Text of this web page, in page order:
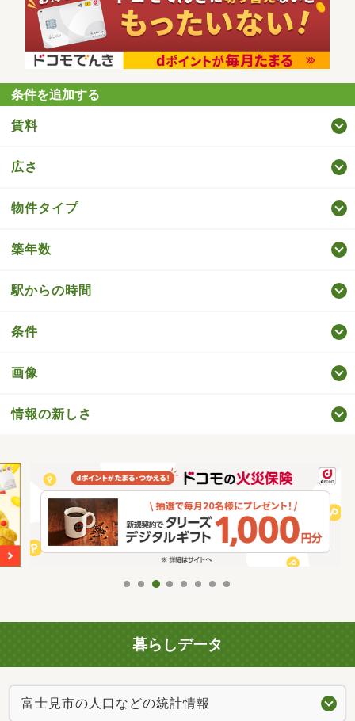
条件を追加する
賃料
広さ
物件タイプ
築年数
駅からの時間
条件
画像
情報の新しさ
暮らしデータ
富士見市の人口などの統計情報